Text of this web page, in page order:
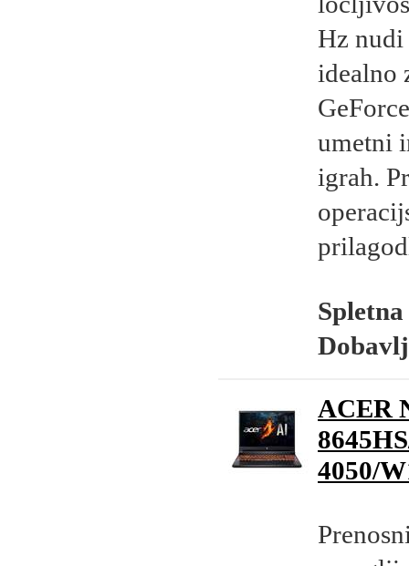
Hz nudi
idealno
umetni
igrah.
ACER
4050/